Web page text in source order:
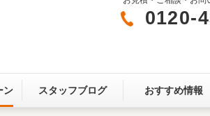
門まわり
ス
ここちいい暮らしを
0120-
ン スタッフブログ おすすめ情報